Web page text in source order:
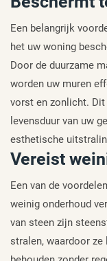
Een belangrijk
het uw woning
Door de duurzame
worden uw muren
vorst en zonlicht.
levensduur van uw
esthetische
Vereist
Een van de
weinig onderhoud
van steen zijn
stralen, waardoor